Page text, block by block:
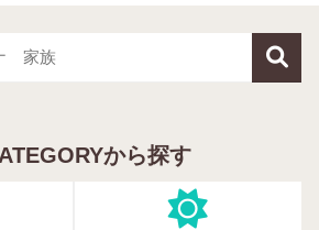
から探す